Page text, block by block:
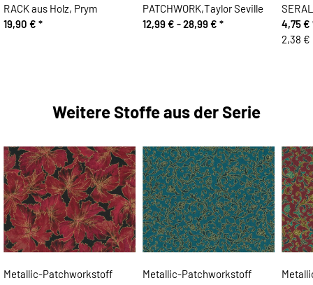
RACK aus Holz, Prym
19,90 € *
PATCHWORK,Taylor Seville
12,99 € -28,99 € *
4,75 €
2,38 €
Weitere Stoffe aus der Serie
Metallic-Patchworkstoff
Metallic-Patchworkstoff